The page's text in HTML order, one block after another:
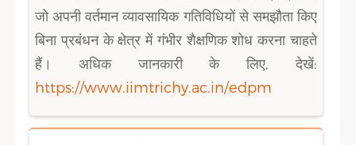
जो अपनी वर्तमान व्यावसायिक गतिविधियों से समझौता किए
बिना प्रबंधन के क्षेत्र में गंभीर शैक्षणिक शोध करना चाहते
हैं। अधिक जानकारी के लिए, देखें:
https://www.iimtrichy.ac.in/edpm